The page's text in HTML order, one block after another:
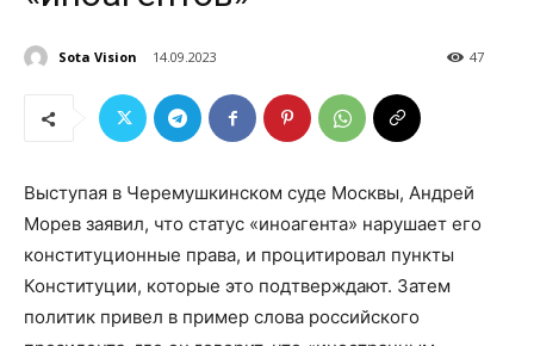
Sota Vision 14.09.2023 47
Выступая в Черемушкинском суде Москвы, Андрей
Морев заявил, что статус «иноагента» нарушает его
конституционные права, и процитировал пункты
Конституции, которые это подтверждают. Затем
политик привел в пример слова российского